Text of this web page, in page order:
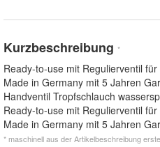
Kurzbeschreibung *
Ready-to-use mit Regulierventil
Made in Germany mit 5 Jahren
Handventil Tropfschlauch
Ready-to-use mit Regulierventil
Made in Germany mit 5 Jahren
* maschinell aus der Artikelbeschreibung